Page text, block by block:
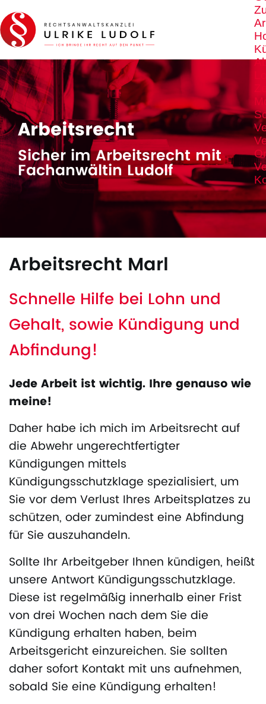
Arbeitsrecht
Sicher im Arbeitsrecht mit
Fachanwältin Ludolf
Arbeitsrecht Marl
Schnelle Hilfe bei Lohn und
Gehalt, sowie Kündigung und
Abfindung!
Jede Arbeit ist wichtig. Ihre genauso wie
meine!
Daher habe ich mich im Arbeitsrecht auf
die Abwehr ungerechtfertigter
Kündigungen mittels
Kündigungsschutzklage spezialisiert, um
Sie vor dem Verlust Ihres Arbeitsplatzes zu
schützen, oder zumindest eine Abfindung
für Sie auszuhandeln.
Sollte Ihr Arbeitgeber Ihnen kündigen, heißt
unsere Antwort Kündigungsschutzklage.
Diese ist regelmäßig innerhalb einer Frist
von drei Wochen nach dem Sie die
Kündigung erhalten haben, beim
Arbeitsgericht einzureichen. Sie sollten
daher sofort Kontakt mit uns aufnehmen,
sobald Sie eine Kündigung erhalten!